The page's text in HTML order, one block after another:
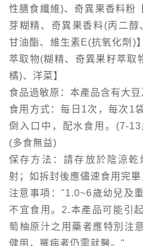
性膳食纖維)、奇異果香料粉
芽糊精、奇異果香料(丙二
甘油酯、維生素E(抗氧化劑)
萃取物(糊精、奇異果籽萃取
橘)、洋菜】
食品過敏原：本產品含有大
食用方式：每日1次，每次1
倒入口中，配水食用。(7-
(多食無益)
保存方法：請存放於陰涼
射；如拆封後應儘速食用完畢
注意事項："1.0~6歲幼兒及
不宜食用。2.本產品可能引
萄柚原汁之用藥者應特別注
健用，罹病者仍需就醫。"